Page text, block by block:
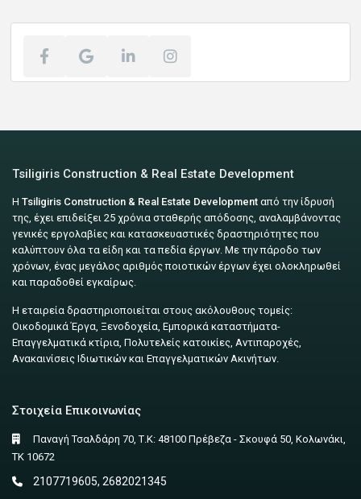
Tsiligiris Construction & Real Estate Development
ΗTsiligiris Construction & Real Estate Development από την ίδρυσή
της, έχει επιδείξει 25 χρόνια σταθερής απόδοσης, αναλαμβάνοντας
γενικές εργολαβίες και κατασκευαστικές δραστηριότητες που
καλύπτουν όλα τα είδη και τα πεδία έργων. Με την πάροδο των
χρόνων, ένας μεγάλος αριθμός ποιοτικών έργων έχει ολοκληρωθεί
και παραδοθεί εγκαίρως.
Η εταιρεία δραστηριοποιείται στους ακόλουθους τομείς:
Οικοδομικά Έργα, Ξενοδοχεία, Εμπορικά καταστήματα-
Επαγγελματικά κτίρια, Πολυτελείς κατοικίες, Αντιπαροχές,
Ανακαινίσεις Ιδιωτικών και Επαγγελματικών Ακινήτων.
Στοιχεία Επικοινωνίας
Παναγή Τσαλδάρη 70, Τ.Κ: 48100 Πρέβεζα - Σκουφά 50, Κολωνάκι,
ΤΚ 10672
2107719605, 2682021345